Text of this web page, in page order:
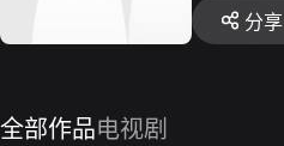
分享
全部作品电视剧